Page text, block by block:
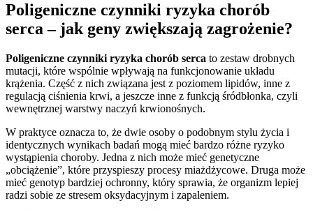
Poligeniczne czynniki ryzyka chorób
serca – jak geny zwiększają zagrożenie?
Poligeniczne czynniki ryzyka chorób serca to zestaw drobnych
mutacji, które wspólnie wpływają na funkcjonowanie układu
krążenia. Część z nich związana jest z poziomem lipidów, inne z
regulacją ciśnienia krwi, a jeszcze inne z funkcją śródbłonka, czyli
wewnętrznej warstwy naczyń krwionośnych.
W praktyce oznacza to, że dwie osoby o podobnym stylu życia i
identycznych wynikach badań mogą mieć bardzo różne ryzyko
wystąpienia choroby. Jedna z nich może mieć genetyczne
„obciążenie”, które przyspieszy procesy miażdżycowe. Druga może
mieć genotyp bardziej ochronny, który sprawia, że organizm lepiej
radzi sobie ze stresem oksydacyjnym i zapaleniem.